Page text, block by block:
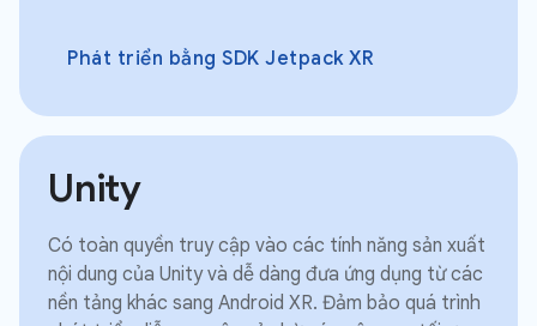
Phát triển bằng SDK Jetpack XR
Unity
Có toàn quyền truy cập vào các tính năng sản xuất
nội dung của Unity và dễ dàng đưa ứng dụng từ các
nền tảng khác sang Android XR. Đảm bảo quá trình